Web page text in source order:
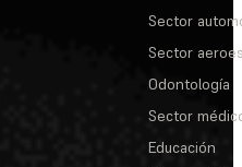
Sector
Sector
Odontología
Sector
Educación